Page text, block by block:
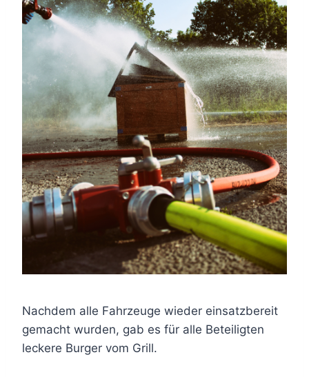
Nachdem alle Fahrzeuge wieder einsatzbereit
gemacht wurden, gab es für alle Beteiligten
leckere Burger vom Grill.